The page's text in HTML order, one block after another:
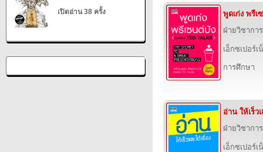
เปิดอ่าน 38 ครั้ง
พูดเก่ง พรีเ
ฝ่ายวิชาก
เอ็กซเปอร์
การศึกษา
อ่าน ให้เร็ว
ฝ่ายวิชาก
เอ็กซเปอร์